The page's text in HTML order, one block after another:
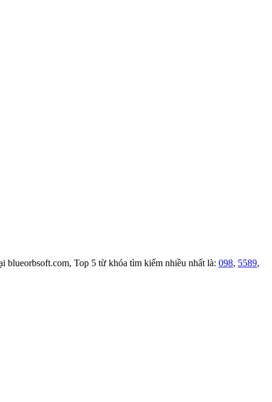
blueorbsoft.com, Top 5 từ khóa tìm kiếm nhiều nhất là: 098, 5589,